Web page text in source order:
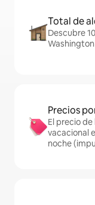
Total de
Descubre
Washington
Precios
El precio
vacacional
noche